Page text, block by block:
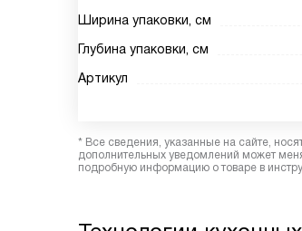
Ширина упаковки, см
Глубина упаковки, см
Артикул
* Все сведения, указанные на сайте,
дополнительных уведомлений может
подробную информацию о товаре в